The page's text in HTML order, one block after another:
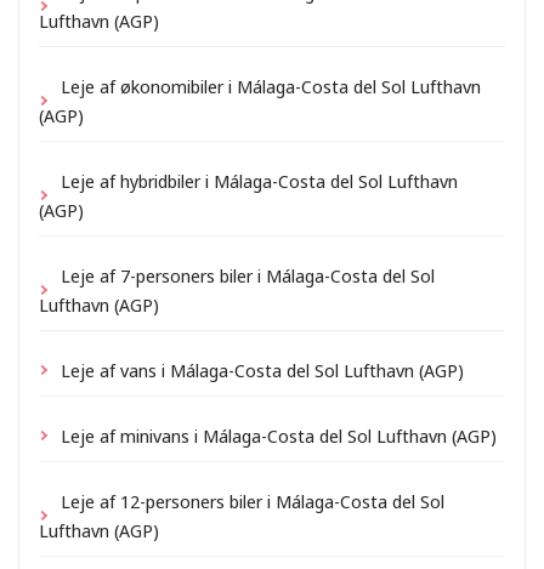
Lufthavn (AGP)
Leje af økonomibiler i Málaga-Costa del Sol Lufthavn
(AGP)
Leje af hybridbiler i Málaga-Costa del Sol Lufthavn
(AGP)
Leje af 7-personers biler i Málaga-Costa del Sol
Lufthavn (AGP)
Leje af vans i Málaga-Costa del Sol Lufthavn (AGP)
Leje af minivans i Málaga-Costa del Sol Lufthavn (AGP)
Leje af 12-personers biler i Málaga-Costa del Sol
Lufthavn (AGP)